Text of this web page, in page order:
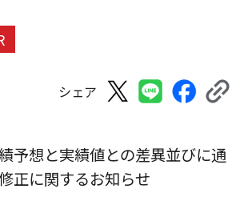
シェア
予想と実績値との差異並びに通
正に関するお知らせ